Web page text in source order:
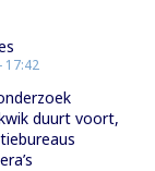
17:42
duurt voort,